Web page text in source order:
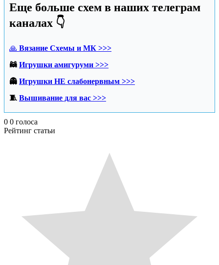
Еще больше схем в наших телеграм
каналах 👇
🙏 Вязание Схемы и МК >>>
🦝 Игрушки амигуруми >>>
👻 Игрушки НЕ слабонервным >>>
🧵 Вышивание для вас >>>
0 0 голоса
Рейтинг статьи